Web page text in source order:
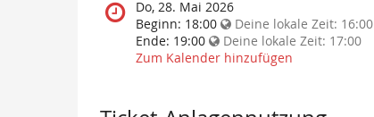
Wann
findet
diese
Veranstaltung
Do, 28. Mai 2026
Beginn: 18:00 Deine lokale Zeit: 16:00
Ende: 19:00 Deine lokale Zeit: 17:00
Zum Kalender hinzufügen